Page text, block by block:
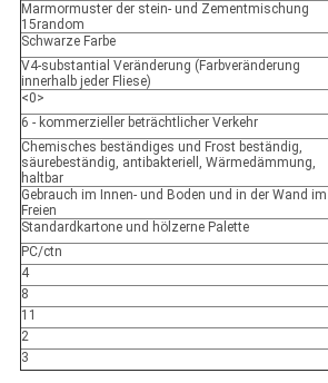
Marmormuster der stein- und Zementmischung
15random
Schwarze Farbe
V4-substantial Veränderung (Farbveränderung
innerhalb jeder Fliese)
<0>
6 - kommerzieller beträchtlicher Verkehr
Chemisches beständiges und Frost beständig,
säurebeständig, antibakteriell, Wärmedämmung,
haltbar
Gebrauch im Innen- und Boden und in der Wand im
Freien
Standardkartone und hölzerne Palette
PC/ctn
4
8
11
2
3